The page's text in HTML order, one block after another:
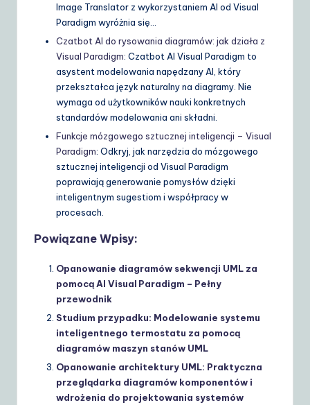
Image Translator z wykorzystaniem AI od Visual
Paradigm wyróżnia się…
Czatbot AI do rysowania diagramów: jak działa z
Visual Paradigm: Czatbot AI Visual Paradigm to
asystent modelowania napędzany AI, który
przekształca język naturalny na diagramy. Nie
wymaga od użytkowników nauki konkretnych
standardów modelowania ani składni.
Funkcje mózgowego sztucznej inteligencji – Visual
Paradigm: Odkryj, jak narzędzia do mózgowego
sztucznej inteligencji od Visual Paradigm
poprawiają generowanie pomysłów dzięki
inteligentnym sugestiom i współpracy w
procesach.
Powiązane Wpisy:
Opanowanie diagramów sekwencji UML za
pomocą AI Visual Paradigm – Pełny
przewodnik
Studium przypadku: Modelowanie systemu
inteligentnego termostatu za pomocą
diagramów maszyn stanów UML
Opanowanie architektury UML: Praktyczna
przeglądarka diagramów komponentów i
wdrożenia do projektowania systemów